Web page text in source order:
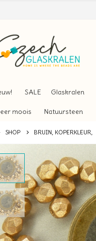
SALE Glaskralen
moois Natuursteen
SHOP BRUIN, KOPERKLEUR,